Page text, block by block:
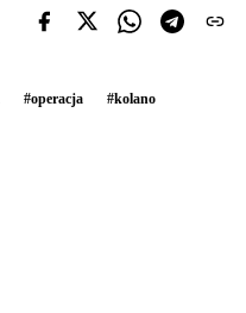
#operacja #kolano